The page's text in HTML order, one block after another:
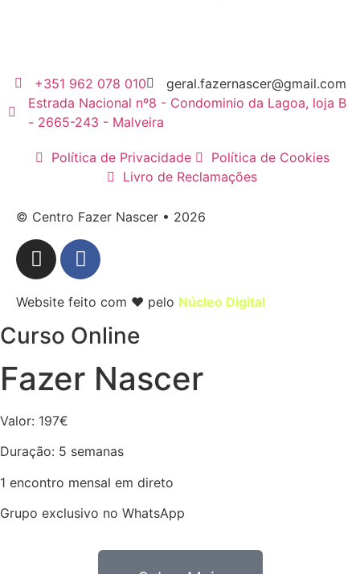
+351 962 078 010
geral.fazernascer@gmail.com
Estrada Nacional nº8 - Condominio da Lagoa, loja B
- 2665-243 - Malveira
Política de Privacidade
Política de Cookies
Livro de Reclamações
© Centro Fazer Nascer • 2026
Website feito com ❤ pelo Núcleo Digital
Curso Online
Fazer Nascer
Valor: 197€
Duração: 5 semanas
1 encontro mensal em direto
Grupo exclusivo no WhatsApp